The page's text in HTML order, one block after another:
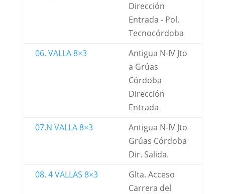
Dirección
Entrada - Pol.
Tecnocórdoba
06. VALLA 8×3
Antigua N-IV Jto
a Grúas
Córdoba
Dirección
Entrada
07.N VALLA 8×3
Antigua N-IV Jto
Grúas Córdoba
Dir. Salida.
08. 4 VALLAS 8×3
Glta. Acceso
Carrera del